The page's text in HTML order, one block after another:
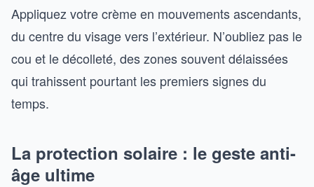
Appliquez votre crème en mouvements ascendants,
du centre du visage vers l’extérieur. N’oubliez pas le
cou et le décolleté, des zones souvent délaissées
qui trahissent pourtant les premiers signes du
temps.
La protection solaire : le geste anti-
âge ultime